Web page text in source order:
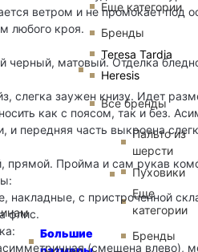
Еще категории
Бренды
Teresa Tardia
Heresis
Все бренды
Большие
Пальто из
шерсти
Пуховики
Еще
категории
Бренды
ветром и не промокает под
любого кроя.
черный, матовый. Отделка
слегка заужен книзу. Идет
как с поясом, так и без.
и передняя часть выкроена
прямой. Пройма и сам рукав
накладные, с пристроченной
флис.
(смещена влево),